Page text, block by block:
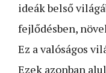
ideák belső
fejlődésben,
Ez a valóságos
Ezek azonban